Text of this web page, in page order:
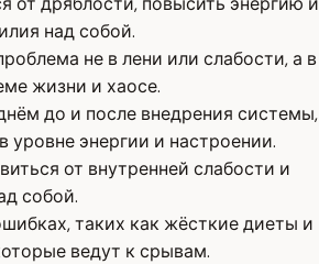
над собой.
не в лени или слабости, а в
жизни и хаосе.
до и после внедрения системы,
уровне энергии и настроении.
от внутренней слабости и
собой.
таких как жёсткие диеты и
ведут к срывам.